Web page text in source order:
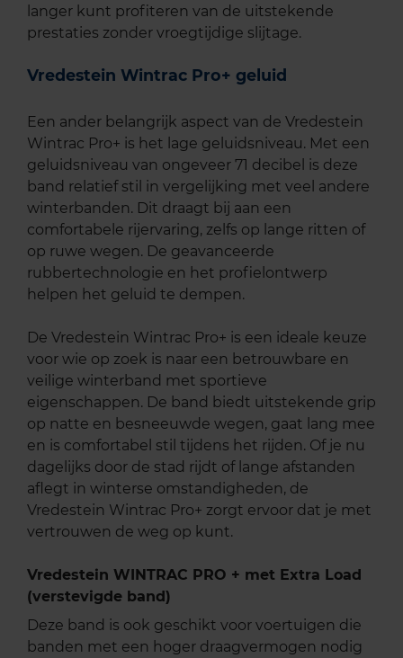
langer kunt profiteren van de uitstekende
prestaties zonder vroegtijdige slijtage.
Vredestein Wintrac Pro+ geluid
Een ander belangrijk aspect van de Vredestein
Wintrac Pro+ is het lage geluidsniveau. Met een
geluidsniveau van ongeveer 71 decibel is deze
band relatief stil in vergelijking met veel andere
winterbanden. Dit draagt bij aan een
comfortabele rijervaring, zelfs op lange ritten of
op ruwe wegen. De geavanceerde
rubbertechnologie en het profielontwerp
helpen het geluid te dempen.
De Vredestein Wintrac Pro+ is een ideale keuze
voor wie op zoek is naar een betrouwbare en
veilige winterband met sportieve
eigenschappen. De band biedt uitstekende grip
op natte en besneeuwde wegen, gaat lang mee
en is comfortabel stil tijdens het rijden. Of je nu
dagelijks door de stad rijdt of lange afstanden
aflegt in winterse omstandigheden, de
Vredestein Wintrac Pro+ zorgt ervoor dat je met
vertrouwen de weg op kunt.
Vredestein WINTRAC PRO + met Extra Load
(verstevigde band)
Deze band is ook geschikt voor voertuigen die
banden met een hoger draagvermogen nodig